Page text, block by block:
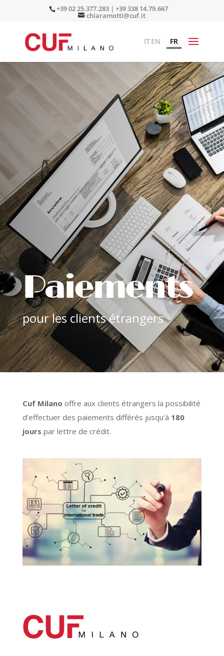
+39 02 25.377.283 | +39 338 14.79.667
chiaramotti@cuf.it
ITEN FR
Paiements
pour les clients étrangers
Cuf Milano offre aux clients étrangers la possibilité
d’effectuer des paiements différés jusqu’à 180
jours par lettre de crédit.